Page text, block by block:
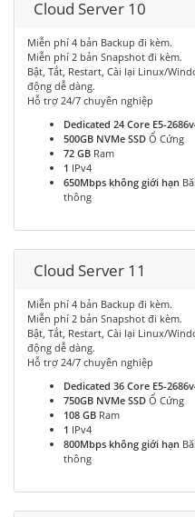
Cloud Server 10
Miễn phí 4 bản Backup đi kèm.
Miễn phí 2 bản Snapshot đi kèm.
Bật, Tắt, Restart, Cài lại Linux/
động dễ dàng.
Hỗ trợ 24/7 chuyên nghiệp
Dedicated 24 Core E5-
500GB NVMe SSD Ổ Cứng
72 GB Ram
1 IPv4
650Mbps không giới hạn
thông
Cloud Server 11
Miễn phí 4 bản Backup đi kèm.
Miễn phí 2 bản Snapshot đi kèm.
Bật, Tắt, Restart, Cài lại Linux/
động dễ dàng.
Hỗ trợ 24/7 chuyên nghiệp
Dedicated 36 Core E5-
750GB NVMe SSD Ổ Cứng
108 GB Ram
1 IPv4
800Mbps không giới hạn
thông